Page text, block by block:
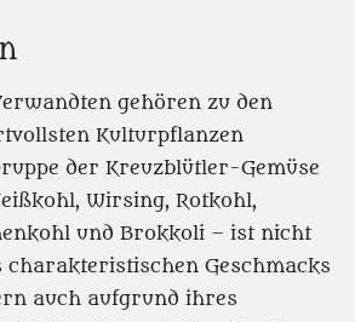
gehören zu den
Kulturpflanzen
der Kreuzblütler-Gemüse
Wirsing, Rotkohl,
und Brokkoli – ist nicht
Geschmacks
auch aufgrund ihres